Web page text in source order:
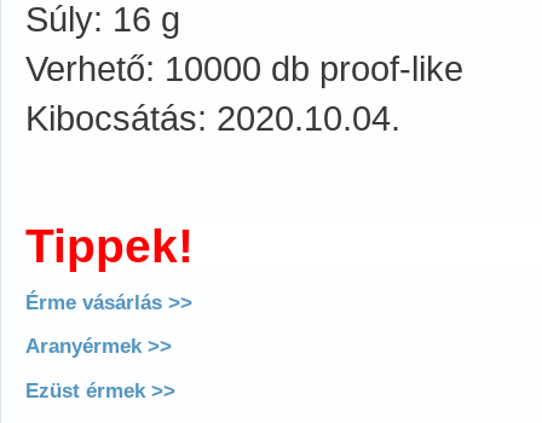
Súly: 16 g
Verhető: 10000 db proof-like
Kibocsátás: 2020.10.04.
Tippek!
Érme vásárlás >>
Aranyérmek >>
Ezüst érmek >>